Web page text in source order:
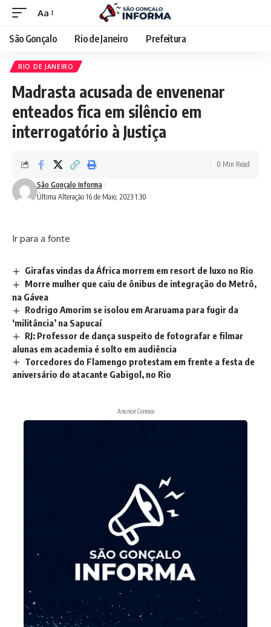
Aa
São Gonçalo Rio de Janeiro Prefeitura
RIO DE JANEIRO
Madrasta acusada de envenenar
enteados fica em silêncio em
interrogatório à Justiça
Última Alteração 16 de Maio, 2023 1:30
São Gonçalo Informa
0 Min Read
Ir para a fonte
Girafas vindas da África morrem em resort de luxo no Rio
Morre mulher que caiu de ônibus de integração do Metrô,
na Gávea
Rodrigo Amorim se isolou em Araruama para fugir da
‘militância’ na Sapucaí
RJ: Professor de dança suspeito de fotografar e filmar
alunas em academia é solto em audiência
Torcedores do Flamengo protestam em frente a festa de
aniversário do atacante Gabigol, no Rio
Anuncie Conosco